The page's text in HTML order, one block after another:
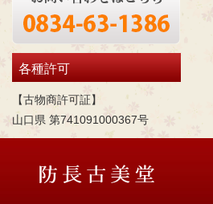
各種許可
【古物商許可証】
山口県 第741091000367号